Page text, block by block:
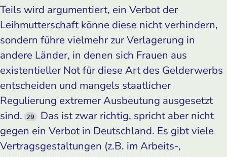
Teils wird argumentiert, ein Verbot der
Leihmutterschaft könne diese nicht verhindern,
sondern führe vielmehr zur Verlagerung in
andere Länder, in denen sich Frauen aus
existentieller Not für diese Art des Gelderwerbs
entscheiden und mangels staatlicher
Regulierung extremer Ausbeutung ausgesetzt
sind. 29
Das ist zwar richtig, spricht aber nicht
gegen ein Verbot in Deutschland. Es gibt viele
Vertragsgestaltungen (z.B. im Arbeits-,